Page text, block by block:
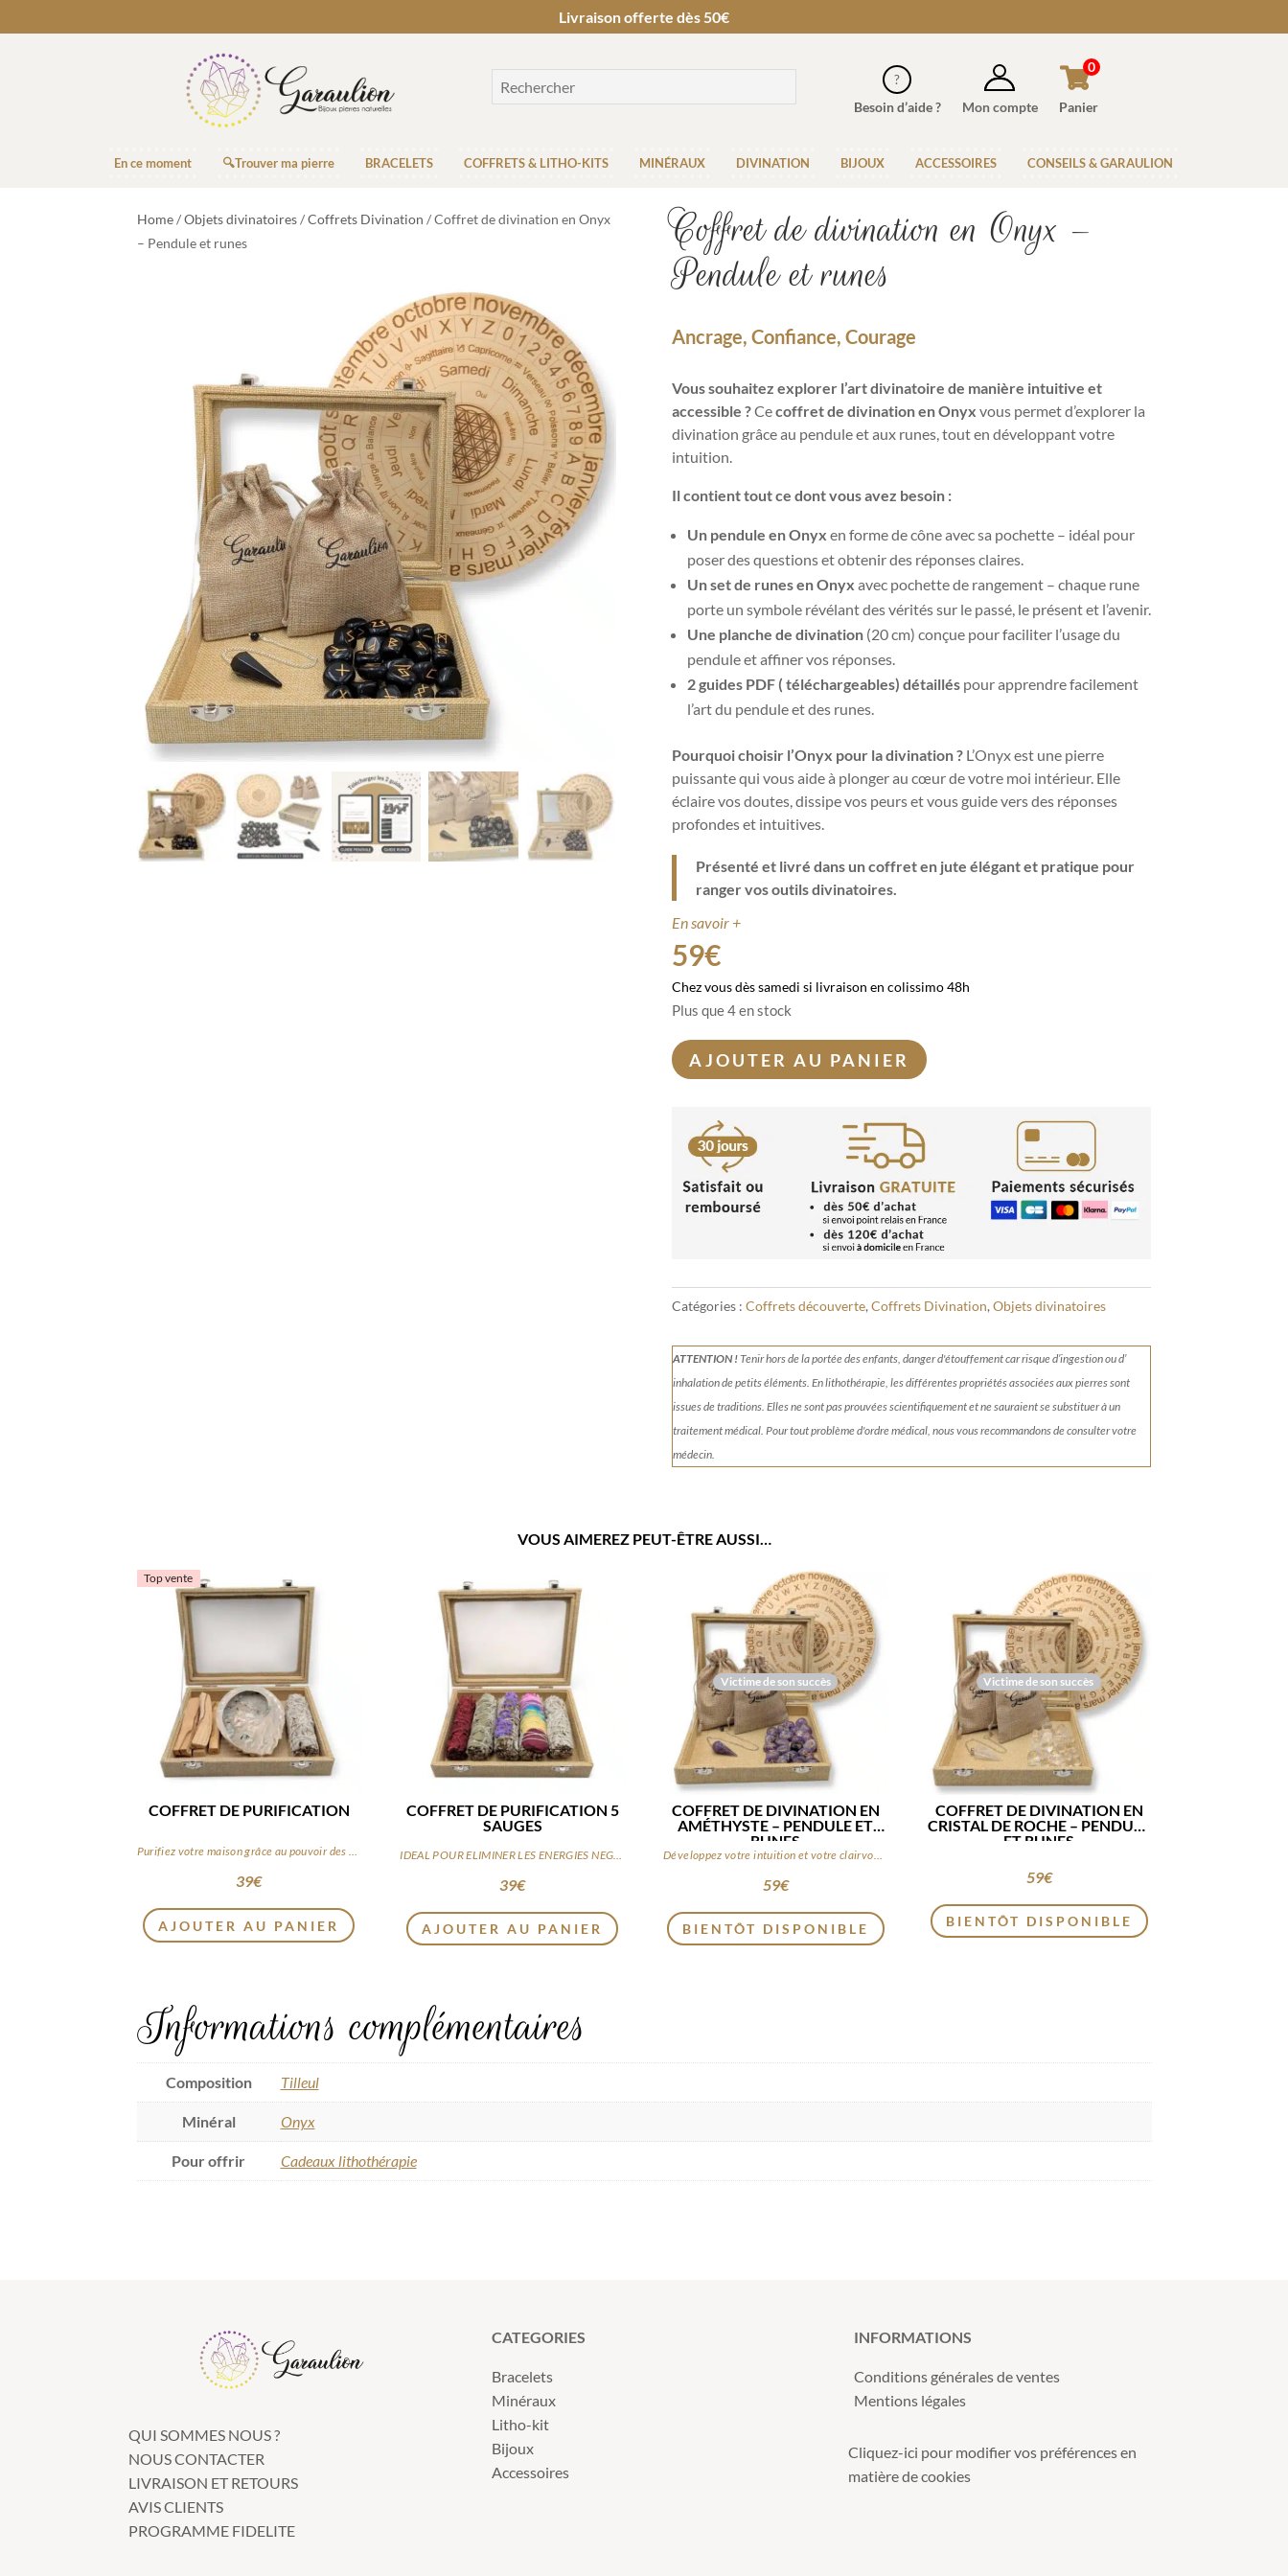
Livraison offerte dès 50€
Besoin d’aide ? Mon compte Panier
0
En ce moment 🔍Trouver ma pierre BRACELETS COFFRETS & LITHO-KITS MINÉRAUX DIVINATION BIJOUX ACCESSOIRES CONSEILS & GARAULION
Home/Objets divinatoires/Coffrets Divination / Coffret de divination en Onyx
– Pendule et runes
Coffret de divination en Onyx –
Pendule et runes
Ancrage, Confiance, Courage
Vous souhaitez explorer l’art divinatoire de manière intuitive et
accessible ?Cecoffret de divination en Onyx vous permet d’explorer la
divination grâce au pendule et aux runes, tout en développant votre
intuition.
Il contient tout ce dont vous avez besoin :
Un pendule en Onyx en forme de cône avec sa pochette – idéal pour
poser des questions et obtenir des réponses claires.
Un set de runes en Onyx avec pochette de rangement – chaque rune
porte un symbole révélant des vérités sur le passé, le présent et l’avenir.
Une planche de divination (20 cm) conçue pour faciliter l’usage du
pendule et affiner vos réponses.
2 guides PDF ( téléchargeables) détaillés pour apprendre facilement
l’art du pendule et des runes.
Pourquoi choisir l’Onyx pour la divination ? L’Onyx est une pierre
puissante qui vous aide à plonger au cœur de votre moi intérieur. Elle
éclaire vos doutes, dissipe vos peurs et vous guide vers des réponses
profondes et intuitives.
Présenté et livré dans un coffret en jute élégant et pratique pour
ranger vos outils divinatoires.
En savoir +
59€
Chez vous dès samedi si livraison en colissimo 48h
Plus que 4 en stock
AJOUTER AU PANIER
Catégories :Coffrets découverte,Coffrets Divination,Objets divinatoires
ATTENTION !Tenirhors de la portée des enfants, danger d'étouffement car risque d’ingestion ou d’
inhalation de petits éléments.En lithothérapie, les différentes propriétés associées aux pierres sont
issues de traditions. Elles ne sont pas prouvées scientifiquement et ne sauraient se substituer à un
traitement médical. Pour tout problème d'ordre médical, nous vous recommandons de consulter votre
médecin.
VOUS AIMEREZ PEUT-ÊTRE AUSSI…
Top vente
COFFRET DE PURIFICATION
Purifiez votre maison grâce au pouvoir des plantes et du feu sacré.
39€
AJOUTER AU PANIER
COFFRET DE PURIFICATION 5
SAUGES
39€
AJOUTER AU PANIER
Victime de son succès
COFFRET DE DIVINATION EN
AMÉTHYSTE – PENDULE ET
RUNES
59€
BIENTÔT DISPONIBLE
Victime de son succès
COFFRET DE DIVINATION EN
CRISTAL DE ROCHE – PENDULE
ET RUNES
59€
BIENTÔT DISPONIBLE
Informations complémentaires
Composition Tilleul
Minéral Onyx
Pour offrir Cadeaux lithothérapie
QUI SOMMES NOUS ?
NOUS CONTACTER
LIVRAISON ET RETOURS
AVIS CLIENTS
PROGRAMME FIDELITE
CATEGORIES
Bracelets
Minéraux
Litho-kit
Bijoux
Accessoires
INFORMATIONS
Conditions générales de ventes
Mentions légales
Cliquez-ici pour modifier vos préférences en
matière de cookies